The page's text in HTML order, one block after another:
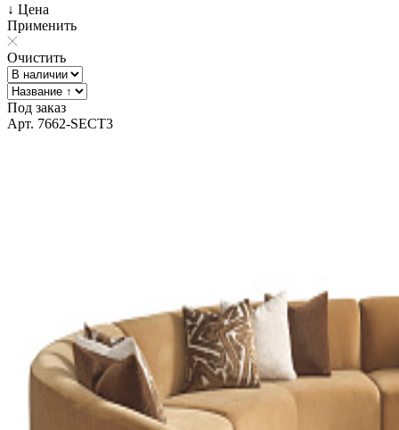
↓ Цена
Применить
Очистить
Под заказ
Арт. 7662-SECT3